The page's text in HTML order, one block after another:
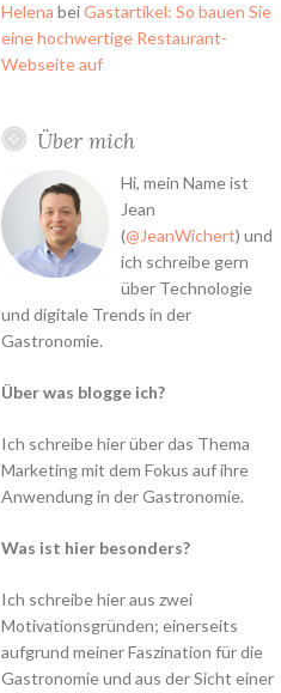
Helena beiGastartikel: So bauen Sie
eine hochwertige Restaurant-
Webseite auf
Über mich
Hi, mein Name ist
Jean
(@JeanWichert) und
ich schreibe gern
über Technologie
und digitale Trends in der
Gastronomie.
Über was blogge ich?
Ich schreibe hier über das Thema
Marketing mit dem Fokus auf ihre
Anwendung in der Gastronomie.
Was ist hier besonders?
Ich schreibe hier aus zwei
Motivationsgründen; einerseits
aufgrund meiner Faszination für die
Gastronomie und aus der Sicht einer